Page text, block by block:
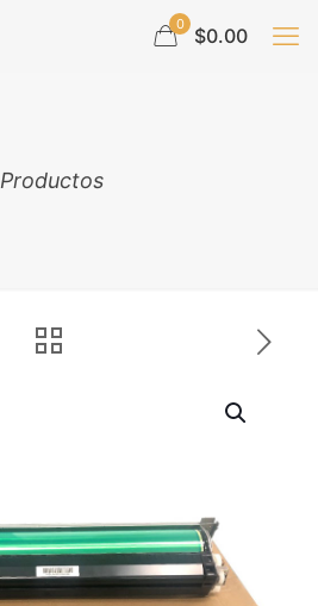
0 $0.00
Productos